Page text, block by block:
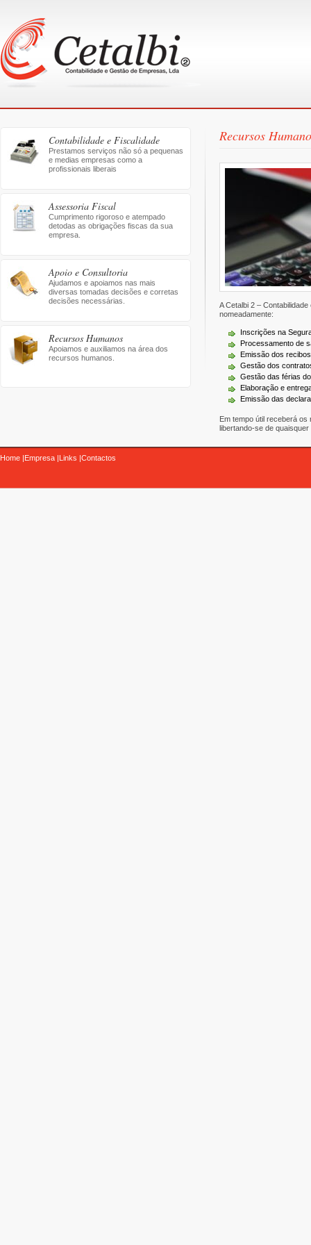
Contabilidade e Fiscalidade
Prestamos serviços não só a pequenas
e medias empresas como a
profissionais liberais
Assessoria Fiscal
Cumprimento rigoroso e atempado
detodas as obrigações fiscas da sua
empresa.
Apoio e Consultoria
Ajudamos e apoiamos nas mais
diversas tomadas decisões e corretas
decisões necessárias.
Recursos Humanos
Apoiamos e auxiliamos na área dos
recursos humanos.
Recursos
A Cetalbi 2 –
nomeadamente:
Inscrições na
Processamento de
Emissão dos
Gestão dos
Gestão das férias
Elaboração e
Emissão das
Em tempo útil receberá
libertando-se de
Home |Empresa |Links |Contactos